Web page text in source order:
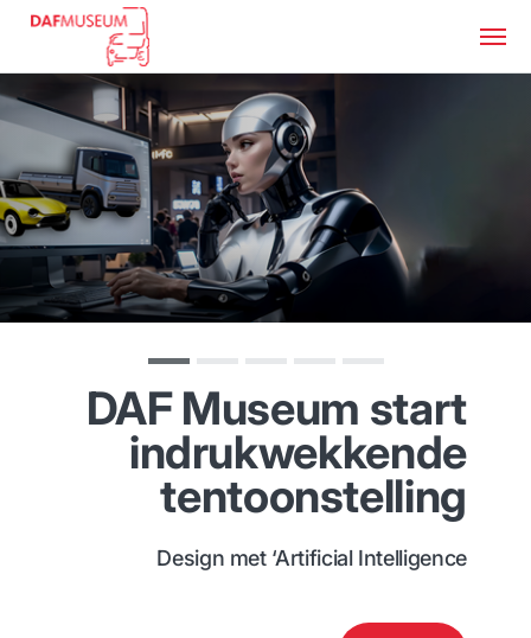
DAF Museum start
indrukwekkende
tentoonstelling
Design met ‘Artificial Intelligence